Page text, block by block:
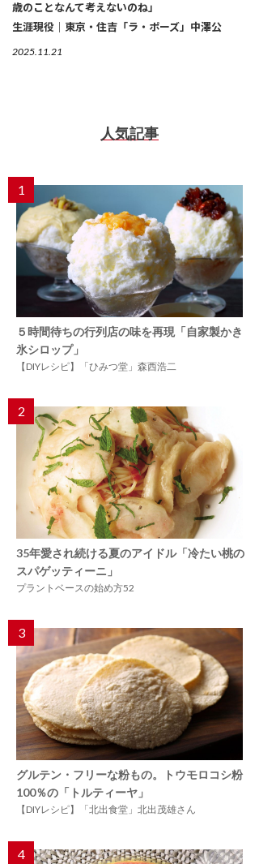
歳のことなんて考えないのね」
生涯現役｜東京・住吉「ラ・ポーズ」中澤公
2025.11.21
人気記事
1
５時間待ちの行列店の味を再現「自家製かき
氷シロップ」
【DIYレシピ】「ひみつ堂」森西浩二
2
35年愛され続ける夏のアイドル「冷たい桃の
スパゲッティーニ」
プラントベースの始め方52
3
グルテン・フリーな粉もの。トウモロコシ粉
100％の「トルティーヤ」
【DIYレシピ】「北出食堂」北出茂雄さん
4